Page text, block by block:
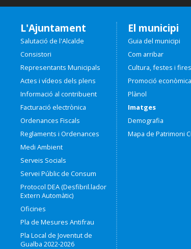
L'Ajuntament
Salutació de l'Alcalde
Consistori
Representants Municipals
Actes i vídeos dels plens
Informació al contribuent
Facturació electrònica
Ordenances Fiscals
Reglaments i Ordenances
Medi Ambient
Serveis Socials
Servei Públic de Consum
Protocol DEA (Desfibril.lador
Extern Automàtic)
Oficines
Pla de Mesures Antifrau
Pla Local de Joventut de
Gualba 2022-2026
El municipi
Guia del municipi
Com arribar
Cultura, festes i fires
Promoció econòmica
Plànol
Imatges
Demografia
Mapa de Patrimoni